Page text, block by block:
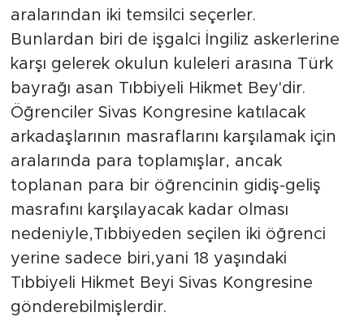
aralarından iki temsilci seçerler.
Bunlardan biri de işgalci İngiliz askerlerine
karşı gelerek okulun kuleleri arasına Türk
bayrağı asan Tıbbiyeli Hikmet Bey'dir.
Öğrenciler Sivas Kongresine katılacak
arkadaşlarının masraflarını karşılamak için
aralarında para toplamışlar, ancak
toplanan para bir öğrencinin gidiş-geliş
masrafını karşılayacak kadar olması
nedeniyle,Tıbbiyeden seçilen iki öğrenci
yerine sadece biri,yani 18 yaşındaki
Tıbbiyeli Hikmet Beyi Sivas Kongresine
gönderebilmişlerdir.